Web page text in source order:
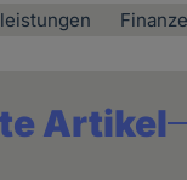
Artikel